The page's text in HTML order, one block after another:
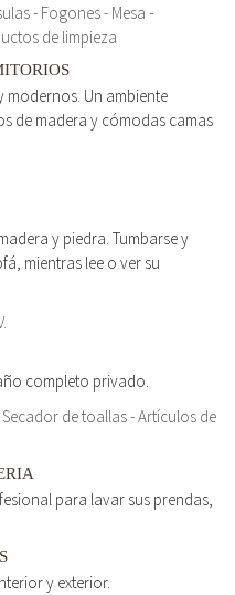
- Fogones - Mesa -
de limpieza
Un ambiente
de madera y cómodas camas
y piedra. Tumbarse y
mientras lee o ver su
completo privado.
de toallas - Artículos de
para lavar sus prendas,
y exterior.